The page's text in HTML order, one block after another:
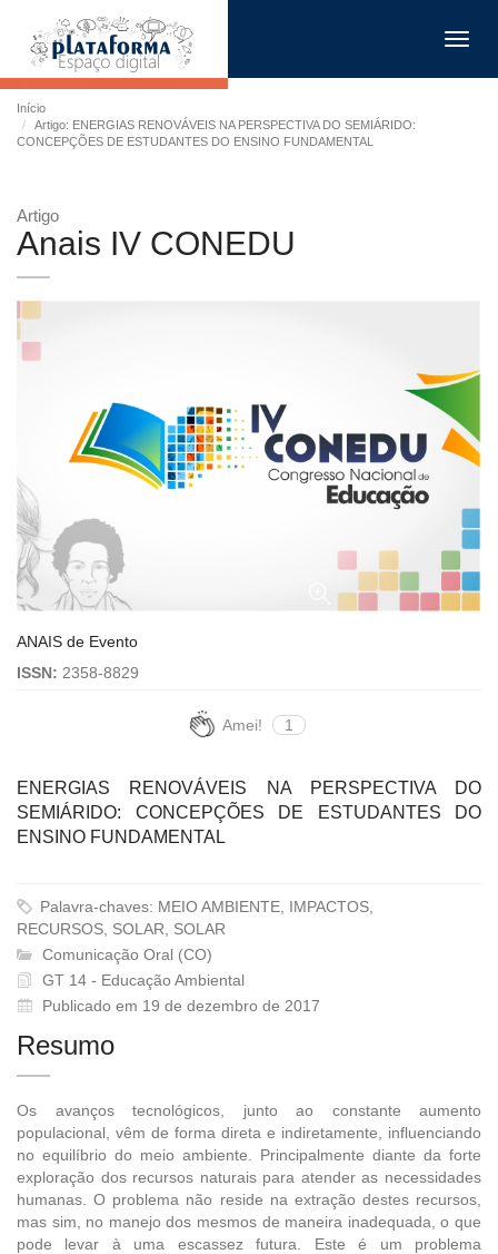
Início
Artigo: ENERGIAS RENOVÁVEIS NA PERSPECTIVA DO SEMIÁRIDO:
CONCEPÇÕES DE ESTUDANTES DO ENSINO FUNDAMENTAL
Artigo
Anais IV CONEDU
ANAIS de Evento
ISSN: 2358-8829
Amei! 1
ENERGIAS RENOVÁVEIS NA PERSPECTIVA DO
SEMIÁRIDO: CONCEPÇÕES DE ESTUDANTES DO
ENSINO FUNDAMENTAL
Palavra-chaves: MEIO AMBIENTE, IMPACTOS,
RECURSOS, SOLAR, SOLAR
Comunicação Oral (CO)
GT 14 - Educação Ambiental
Publicado em 19 de dezembro de 2017
Resumo
Os avanços tecnológicos, junto ao constante aumento
populacional, vêm de forma direta e indiretamente, influenciando
no equilíbrio do meio ambiente. Principalmente diante da forte
exploração dos recursos naturais para atender as necessidades
humanas. O problema não reside na extração destes recursos,
mas sim, no manejo dos mesmos de maneira inadequada, o que
pode levar à uma escassez futura. Este é um problema